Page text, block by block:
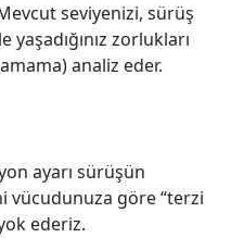
seviyenizi, sürüş
yaşadığınız zorlukları
analiz eder.
ayarı sürüşün
vücudunuza göre “terzi
ederiz.